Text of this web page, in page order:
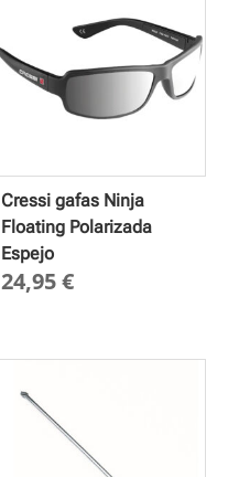
Cressi gafas Ninja
Floating Polarizada
Espejo
24,95€